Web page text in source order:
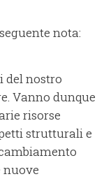
nota:
del nostro
Vanno dunque
risorse
strutturali e
nuove